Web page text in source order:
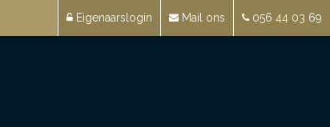
Eigenaarslogin Mail ons 056 44 03 69